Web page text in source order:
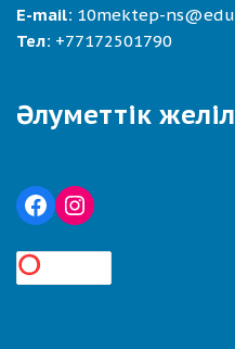
E-mail: 10mektep-
Тел: +77172501790
Әлуметтік